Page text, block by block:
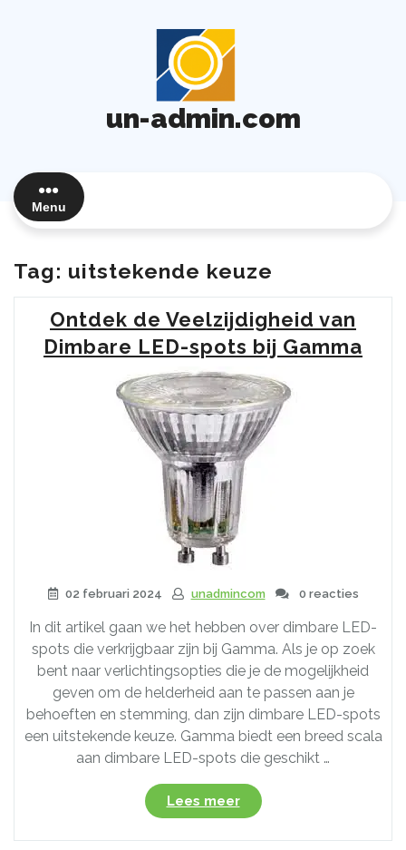
un-admin.com
Menu
Tag: uitstekende keuze
Ontdek de Veelzijdigheid van
Dimbare LED-spots bij Gamma
02 februari 2024 unadmincom 0 reacties
In dit artikel gaan we het hebben over dimbare LED-
spots die verkrijgbaar zijn bij Gamma. Als je op zoek
bent naar verlichtingsopties die je de mogelijkheid
geven om de helderheid aan te passen aan je
behoeften en stemming, dan zijn dimbare LED-spots
een uitstekende keuze. Gamma biedt een breed scala
aan dimbare LED-spots die geschikt …
Lees meer“Ontdek
de
Veelzijdigheid